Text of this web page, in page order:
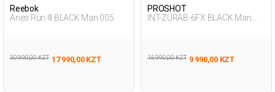
Reebok
Anes Run III BLACK Man 005
30 990,00 KZT 17 990,00 KZT
PROSHOT
INT-ZURAB-6FX BLACK Man
15 990,00 KZT 9 990,00 KZT